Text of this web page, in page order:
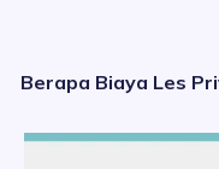
Berapa Biaya Les